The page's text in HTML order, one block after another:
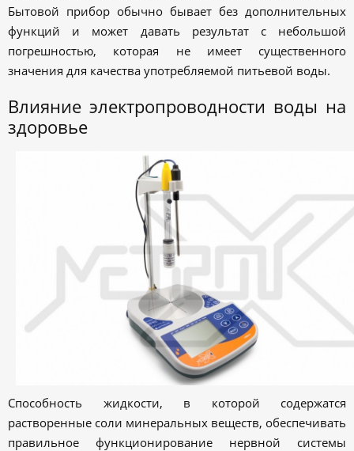
Бытовой прибор обычно бывает без дополнительных
функций и может давать результат с небольшой
погрешностью, которая не имеет существенного
значения для качества употребляемой питьевой воды.
Влияние электропроводности воды на
здоровье
Способность жидкости, в которой содержатся
растворенные соли минеральных веществ, обеспечивать
правильное функционирование нервной системы